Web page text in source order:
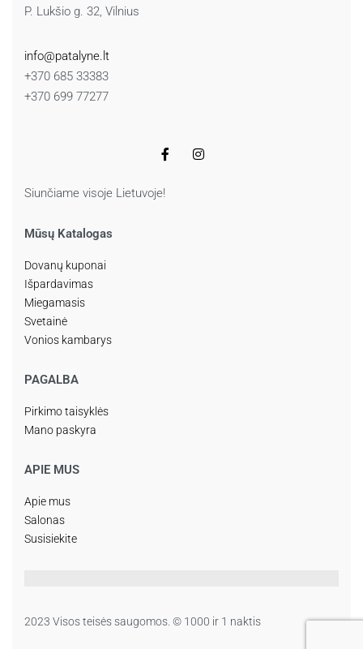
P. Lukšio g. 32, Vilnius
info@patalyne.lt
+370 685 33383
+370 699 77277
Siunčiame visoje Lietuvoje!
Mūsų Katalogas
Dovanų kuponai
Išpardavimas
Miegamasis
Svetainė
Vonios kambarys
PAGALBA
Pirkimo taisyklės
Mano paskyra
APIE MUS
Apie mus
Salonas
Susisiekite
2023 Visos teisės saugomos. © 1000 ir 1 naktis